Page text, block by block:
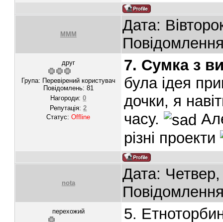
МММ
Дата:
друг
Група: Перевірений користувач
Повідомлень: 81
Нагороди:0
Репутація:2
Статус:Offline
7. Сумка з
була ідея
дочки, я
часу.
різні проекти
nota
Дата:
перехожий 5.